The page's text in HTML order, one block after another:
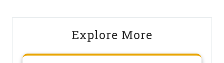
Explore More